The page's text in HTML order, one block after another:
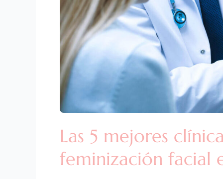
Las 5 mejores
feminización facial
cirugía
de
feminización
facial
en
Turquía